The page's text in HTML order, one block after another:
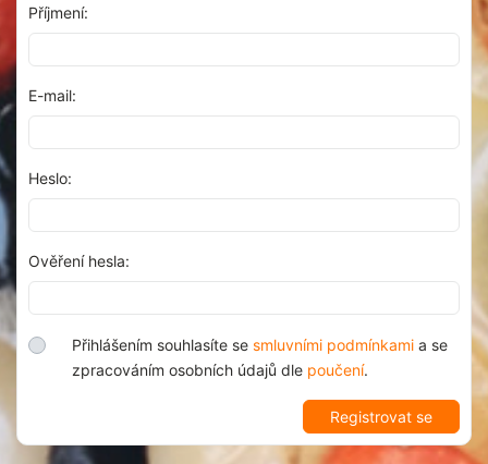
Příjmení:
E-mail:
Heslo:
Ověření hesla:
Přihlášením souhlasíte se smluvními podmínkami a se
zpracováním osobních údajů dle poučení.